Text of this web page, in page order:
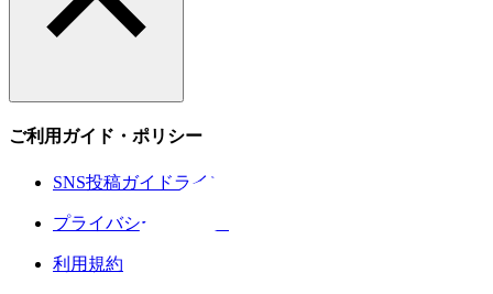
ご利用ガイド・ポリシー
SNS投稿ガイドライン
プライバシーポリシー
利用規約